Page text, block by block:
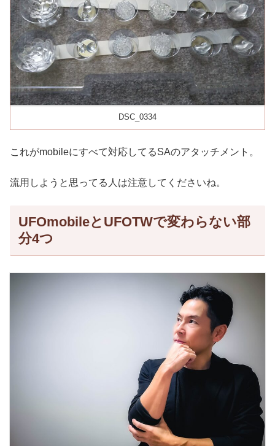
DSC_0334
これがmobileにすべて対応してるSAのアタッチメント。
流用しようと思ってる人は注意してくださいね。
UFOmobileとUFOTWで変わらない部
分4つ